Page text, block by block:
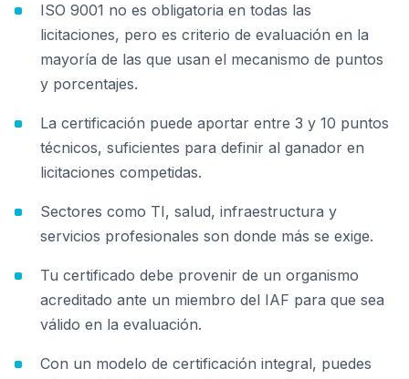
ISO 9001 no es obligatoria en todas las
licitaciones, pero es criterio de evaluación en la
mayoría de las que usan el mecanismo de puntos
y porcentajes.
La certificación puede aportar entre 3 y 10 puntos
técnicos, suficientes para definir al ganador en
licitaciones competidas.
Sectores como TI, salud, infraestructura y
servicios profesionales son donde más se exige.
Tu certificado debe provenir de un organismo
acreditado ante un miembro del IAF para que sea
válido en la evaluación.
Con un modelo de certificación integral, puedes